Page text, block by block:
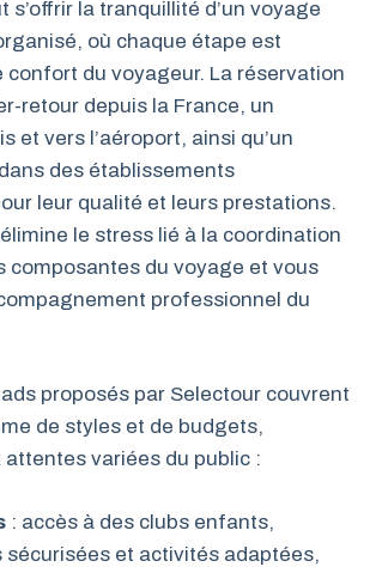
s’offrir la tranquillité d’un voyage
où chaque étape est
confort du voyageur. La réservation
retour depuis la France, un
et vers l’aéroport, ainsi qu’un
des établissements
leur qualité et leurs prestations.
le stress lié à la coordination
composantes du voyage et vous
professionnel du
proposés par Selectour couvrent
de styles et de budgets,
variées du public :
: accès à des clubs enfants,
sécurisées et activités adaptées,